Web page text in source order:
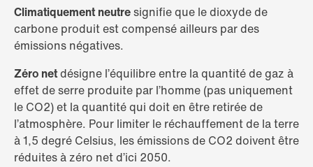
Climatiquement neutresignifie que le dioxyde de
carbone produit est compensé ailleurs par des
émissions négatives.
Zéro netdésigne l’équilibre entre la quantité de gaz à
effet de serre produite par l’homme (pas uniquement
le CO2) et la quantité qui doit en être retirée de
l’atmosphère. Pour limiter le réchauffement de la terre
à 1,5 degré Celsius, les émissions de CO2 doivent être
réduites à zéro net d’ici 2050.